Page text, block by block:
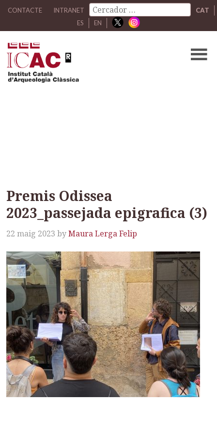
CONTACTE INTRANET
CAT
ES
EN
Premis Odissea
2023_passejada epigrafica (3)
22 maig 2023 byMaura Lerga Felip